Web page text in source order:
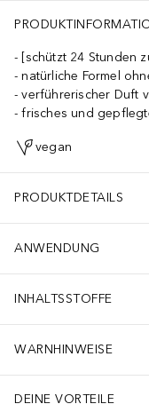
[schützt 24 Stunden
natürliche Formel
verführerischer Duft
frisches und
vegan
PRODUKTDETAILS
ANWENDUNG
INHALTSSTOFFE
WARNHINWEISE
DEINE VORTEILE